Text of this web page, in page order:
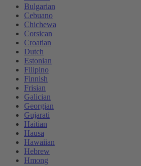
Bulgarian
Cebuano
Chichewa
Corsican
Croatian
Dutch
Estonian
Filipino
Finnish
Frisian
Galician
Georgian
Gujarati
Haitian
Hausa
Hawaiian
Hebrew
Hmong